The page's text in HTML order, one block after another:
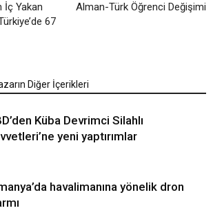
İç Yakan
67
Alman-Türk Öğrenci Değişimi
Diğer İçerikleri
Küba Devrimci Silahlı
yeni yaptırımlar
havalimanına yönelik dron